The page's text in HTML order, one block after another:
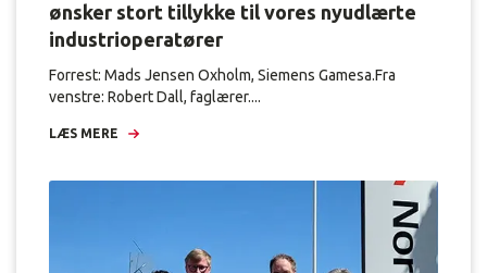
ønsker stort tillykke til vores nyudlærte
industrioperatører
Forrest: Mads Jensen Oxholm, Siemens Gamesa.Fra
venstre: Robert Dall, faglærer....
LÆS MERE